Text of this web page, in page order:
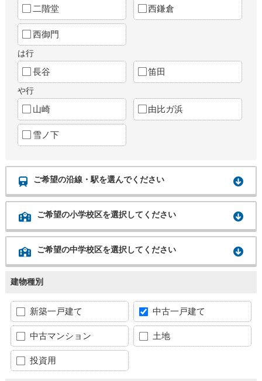
二階堂 西鎌倉
西御門
は行
長谷 笛田
や行
山崎 由比ガ浜
雪ノ下
ご希望の沿線・駅を選んでください
ご希望の小学校区を選択してください
ご希望の中学校区を選択してください
建物種別
新築一戸建て 中古一戸建て
中古マンション 土地
投資用